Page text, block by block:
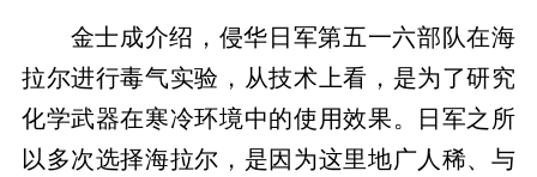
金士成介绍，侵华日军第五一六部队在海
拉尔进行毒气实验，从技术上看，是为了研究
化学武器在寒冷环境中的使用效果。日军之所
以多次选择海拉尔，是因为这里地广人稀、与